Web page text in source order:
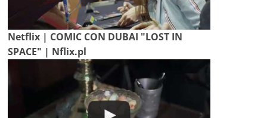
Netflix | COMIC CON DUBAI "LOST IN
SPACE" | Nflix.pl